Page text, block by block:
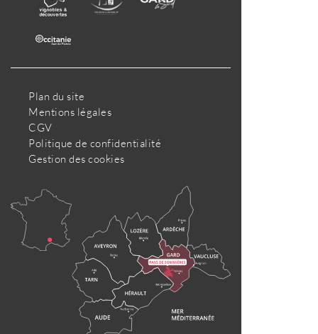
Plan du site
Mentions légales
CGV
Politique de confidentialité
Gestion des cookies